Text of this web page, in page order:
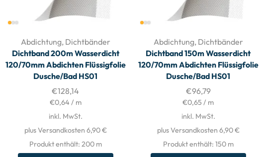
Abdichtung, Dichtbänder
Dichtband 200m Wasserdicht
120/70mm Abdichten Flüssigfolie
Dusche/Bad HS01
€128,14
€0,64 / m
inkl. MwSt.
plus Versandkosten 6,90 €
Produkt enthält: 200 m
Abdichtung, Dichtbänder
Dichtband 150m Wasserdicht
120/70mm Abdichten Flüssigfolie
Dusche/Bad HS01
€96,79
€0,65 / m
inkl. MwSt.
plus Versandkosten 6,90 €
Produkt enthält: 150 m